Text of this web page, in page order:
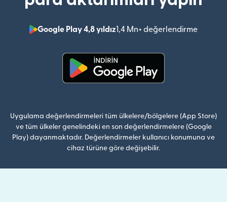
Google Play 4,8 yıldız1,4 Mn+ değerlendirme
Uygulama değerlendirmeleri tüm ülkelere/bölgelere (App Store)
ve tüm ülkeler genelindeki en son değerlendirmelere (Google
Play) dayanmaktadır. Değerlendirmeler kullanıcı konumuna ve
cihaz türüne göre değişebilir.